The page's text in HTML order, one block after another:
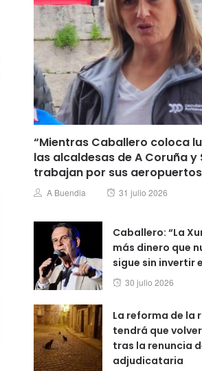
“Mientras Caballero coloca
las alcaldesas de A Coruña y
trabajan por sus
Author
A Buendia
Posted
31 julio 2026
Caballero: “La
más dinero que
sigue sin invertir
Posted
30 julio 2026
La reforma de la
tendrá que
tras la renuncia
adjudicataria